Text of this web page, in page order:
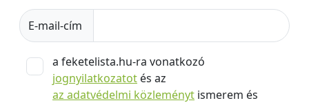
E-mail-cím
a feketelista.hu-ra vonatkozó
jognyilatkozatot és az
az adatvédelmi közleményt ismerem és